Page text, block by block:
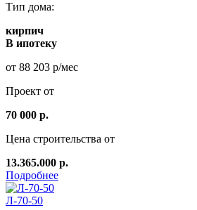
Тип дома:
кирпич
В ипотеку
от 88 203 р/мес
Проект от
70 000 р.
Цена строительства от
13.365.000 р.
Подробнее
Л-70-50